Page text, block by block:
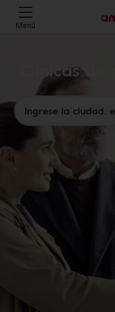
Menú
Clínicas